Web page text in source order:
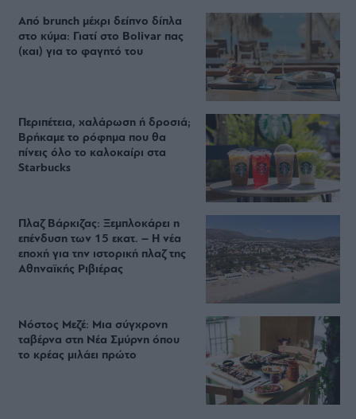
Από brunch μέχρι δείπνο δίπλα
στο κύμα: Γιατί στο Bolivar πας
(και) για το φαγητό του
Περιπέτεια, χαλάρωση ή δροσιά;
Βρήκαμε το ρόφημα που θα
πίνεις όλο το καλοκαίρι στα
Starbucks
Πλαζ Βάρκιζας: Ξεμπλοκάρει η
επένδυση των 15 εκατ. – Η νέα
εποχή για την ιστορική πλαζ της
Αθηναϊκής Ριβιέρας
Νόστος Μεζέ: Μια σύγχρονη
ταβέρνα στη Νέα Σμύρνη όπου
το κρέας μιλάει πρώτο